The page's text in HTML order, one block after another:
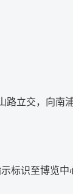
路立交，向南
标识至博览中